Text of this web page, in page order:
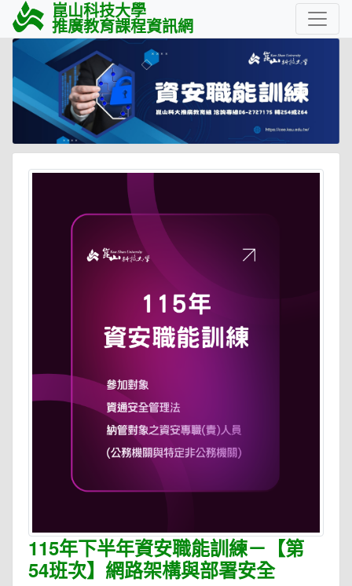
崑山科技大學
推廣教育課程資訊網
115年下半年資安職能訓練－【第
54班次】網路架構與部署安全